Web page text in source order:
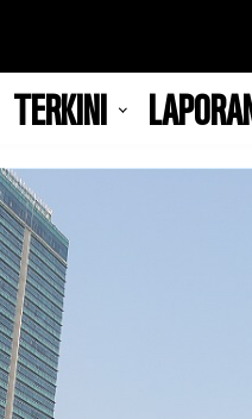
TERKINI